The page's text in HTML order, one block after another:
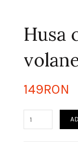
Husa
149RON